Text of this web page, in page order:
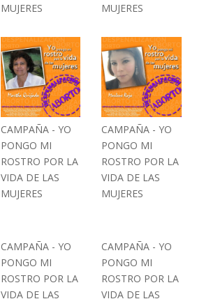
MUJERES
MUJERES
CAMPAÑA - YO
PONGO MI
ROSTRO POR LA
VIDA DE LAS
MUJERES
CAMPAÑA - YO
PONGO MI
ROSTRO POR LA
VIDA DE LAS
MUJERES
CAMPAÑA - YO
PONGO MI
ROSTRO POR LA
VIDA DE LAS
CAMPAÑA - YO
PONGO MI
ROSTRO POR LA
VIDA DE LAS